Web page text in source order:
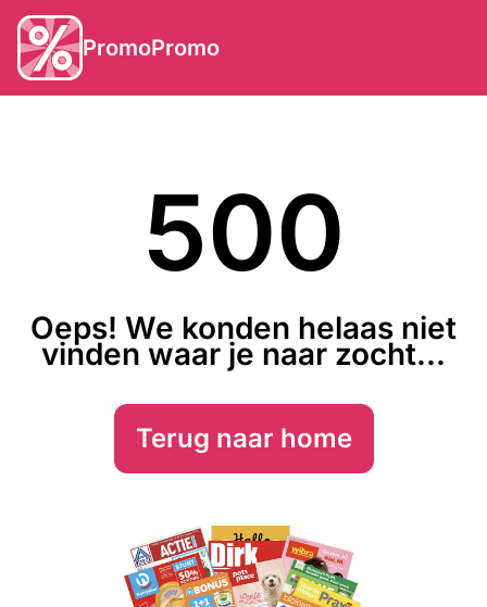
PromoPromo
500
Oeps! We konden helaas niet
vinden waar je naar zocht...
Terug naar home